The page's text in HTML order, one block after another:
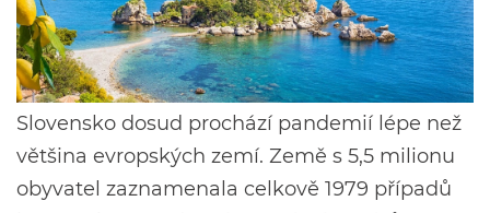
Slovensko dosud prochází pandemií lépe než
většina evropských zemí. Země s 5,5 milionu
obyvatel zaznamenala celkově 1979 případů